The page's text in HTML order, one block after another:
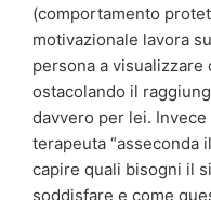
(comportamento
motivazionale lavora
persona a
ostacolando il
davvero per lei.
terapeuta “asseconda
capire quali bisogni il
soddisfare e come